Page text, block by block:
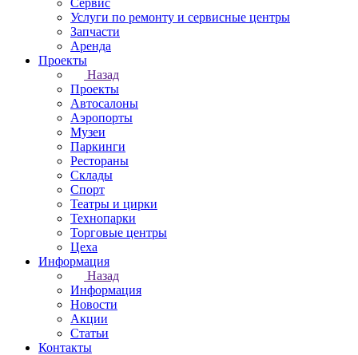
Сервис
Услуги по ремонту и сервисные центры
Запчасти
Аренда
Проекты
Назад
Проекты
Автосалоны
Аэропорты
Музеи
Паркинги
Рестораны
Склады
Спорт
Театры и цирки
Технопарки
Торговые центры
Цеха
Информация
Назад
Информация
Новости
Акции
Статьи
Контакты